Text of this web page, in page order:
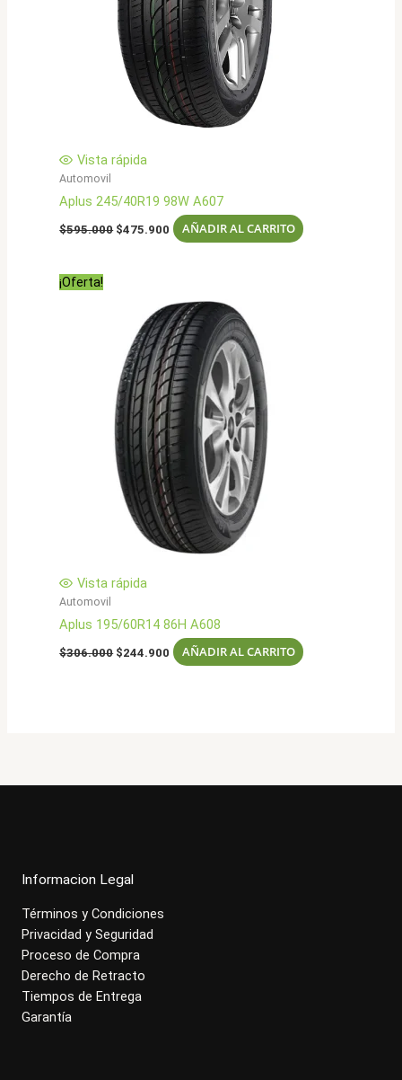
Vista rápida
Automovil
Aplus 245/40R19 98W A607
$595.000 El
$475.900 El
precio
AÑADIR AL CARRITO
¡Oferta!
Vista rápida
Automovil
Aplus 195/60R14 86H A608
$306.000 El
$244.900 El
precio
AÑADIR AL CARRITO
Informacion Legal
Términos y Condiciones
Privacidad y Seguridad
Proceso de Compra
Derecho de Retracto
Tiempos de Entrega
Garantía